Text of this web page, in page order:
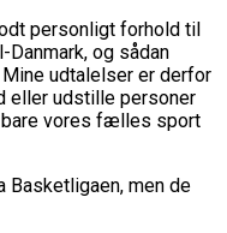
personligt forhold til
og sådan
udtalelser er derfor
eller udstille personer
vores fælles sport
Basketligaen, men de